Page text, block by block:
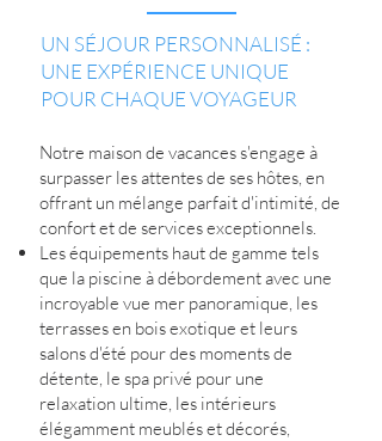
UN SÉJOUR PERSONNALISÉ :
UNE EXPÉRIENCE UNIQUE
POUR CHAQUE VOYAGEUR
Notre maison de vacances s'engage à
surpasser les attentes de ses hôtes, en
offrant un mélange parfait d'intimité, de
confort et de services exceptionnels.
Les équipements haut de gamme tels
que la piscine à débordement avec une
incroyable vue mer panoramique, les
terrasses en bois exotique et leurs
salons d'été pour des moments de
détente, le spa privé pour une
relaxation ultime, les intérieurs
élégamment meublés et décorés,